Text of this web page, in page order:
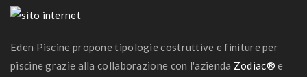
Eden Piscine propone tipologie costruttive e finiture per
piscine grazie alla collaborazione con l'azienda Zodiac® e